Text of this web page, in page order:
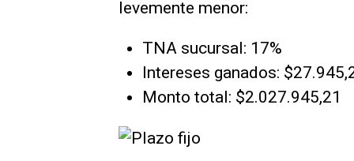
levemente menor:
TNA sucursal: 17%
Intereses ganados:
Monto total: $2.027.945,21